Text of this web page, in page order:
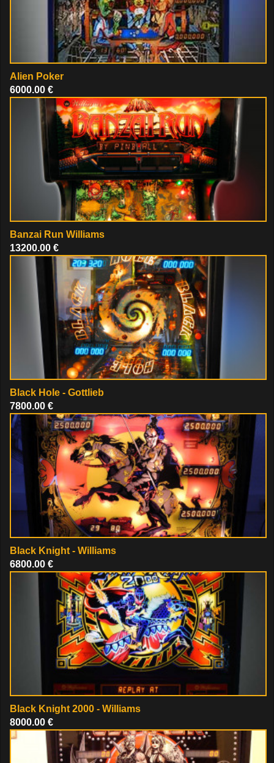
Alien Poker
6000.00 €
Banzai Run Williams
13200.00 €
Black Hole - Gottlieb
7800.00 €
Black Knight - Williams
6800.00 €
Black Knight 2000 - Williams
8000.00 €